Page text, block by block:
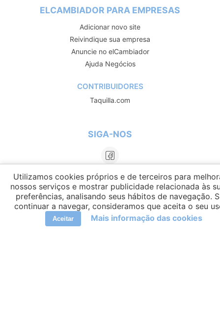
ELCAMBIADOR PARA EMPRESAS
Adicionar novo site
Reivindique sua empresa
Anuncie no elCambiador
Ajuda Negócios
CONTRIBUIDORES
Taquilla.com
SIGA-NOS
Utilizamos cookies próprios e de terceiros para
nossos serviços e mostrar publicidade relacionada às
preferências, analisando seus hábitos de navegação.
continuar a navegar, consideramos que aceita o seu
Aceitar Mais informação das cookies